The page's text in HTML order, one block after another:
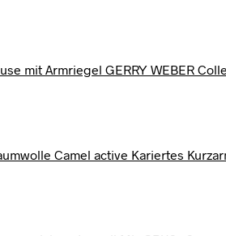
GERRY WEBER
Camel active Kariertes